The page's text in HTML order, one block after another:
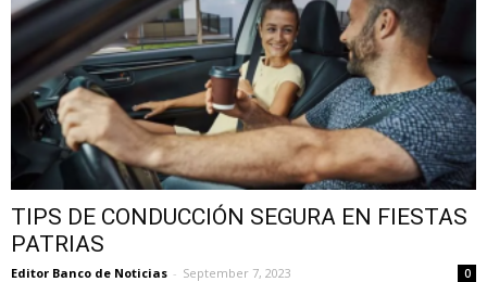
TIPS DE CONDUCCIÓN SEGURA EN FIESTAS
PATRIAS
Editor Banco de Noticias - September 7, 2023 0